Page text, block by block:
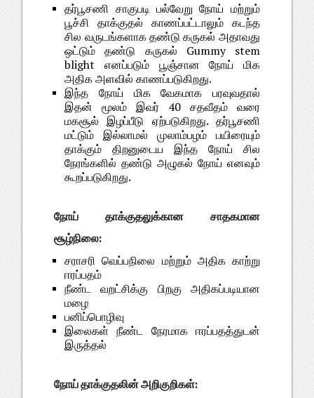
தர்பூசணி சாகுபடி பல்வேறு நோய் மற்றும்
பூச்சி தாக்குதல் காணப்பட்டாலும் கடந்த
சில வருடங்களாக தண்டு கருகல் அதாவது
ஒட்டும் தண்டு கருகல் Gummy stem
blight எனப்படும் பூஞ்சான நோய் மிக
அதிக அளவில் காணப்படுகிறது.
இந்த நோய் மிக வேகமாக பரவுவதால்
இதன் மூலம் இவர் 40 சதவீதம் வரை
மகசூல் இழப்பீடு ஏற்படுகிறது. தர்பூசணி
மட்டும் இல்லாமல் முலாம்பழம் பயிரையும்
தாக்கும் திறனுடைய இந்த நோய் சில
நேரங்களில் தண்டு அழுகல் நோய் எனவும்
கூறப்படுகிறது.
நோய் தாக்குதலுக்கான சாதகமான
சூழ்நிலை:
சராசரி வெப்பநிலை மற்றும் அதிக காற்று
ஈரப்பதம்
நீண்ட வறட்சிக்கு பிறகு அதிகப்படியான
மழை
பனிப்பொழிவு
இலைகள் நீண்ட நேரமாக ஈரப்பதத்துடன்
இருத்தல்
நோய் தாக்குதலின் அறிகுறிகள்: